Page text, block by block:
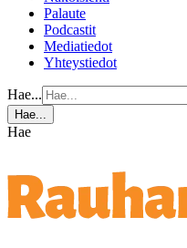
Palaute
Podcastit
Mediatiedot
Yhteystiedot
Hae...
Hae...
Hae